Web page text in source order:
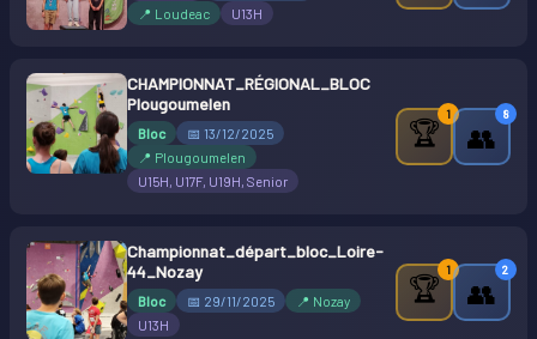
📍 Loudeac
U13H
CHAMPIONNAT_RÉGIONAL_BLOC
Plougoumelen
Bloc
📅 13/12/2025
📍 Plougoumelen
U15H, U17F, U19H, Senior
🏆
1
👥
8
Championnat_départ_bloc_Loire-
44_Nozay
Bloc 📅 29/11/2025
📍 Nozay
U13H
🏆
1
👥
2